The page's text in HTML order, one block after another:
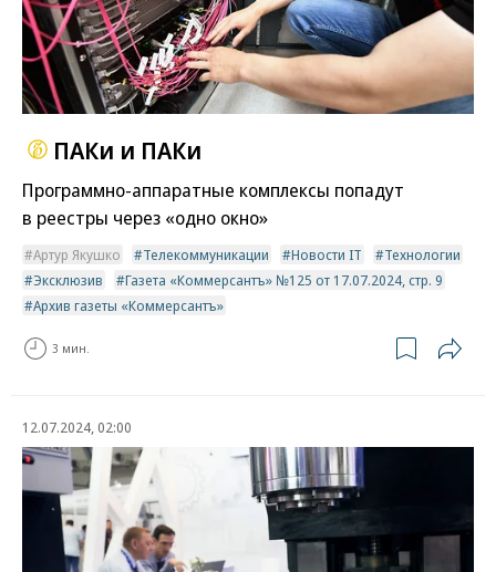
ПАКи и ПАКи
Программно-аппаратные комплексы попадут
в реестры через «одно окно»
Артур Якушко Телекоммуникации Новости IT
Технологии
Эксклюзив
Газета «Коммерсантъ» №125 от 17.07.2024, стр. 9
Архив газеты «Коммерсантъ»
3 мин.
12.07.2024, 02:00